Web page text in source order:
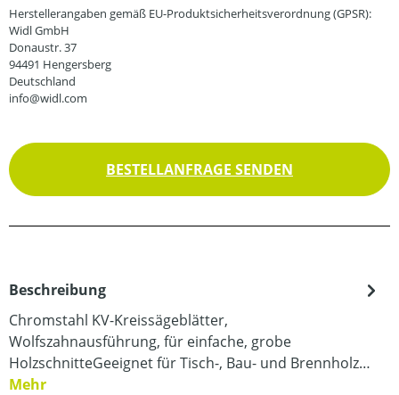
Herstellerangaben gemäß EU-Produktsicherheitsverordnung (GPSR):
Widl GmbH
Donaustr. 37
94491 Hengersberg
Deutschland
info@widl.com
BESTELLANFRAGE SENDEN
Beschreibung
Chromstahl KV-Kreissägeblätter,
Wolfszahnausführung, für einfache, grobe
HolzschnitteGeeignet für Tisch-, Bau- und Brennholz…
Mehr